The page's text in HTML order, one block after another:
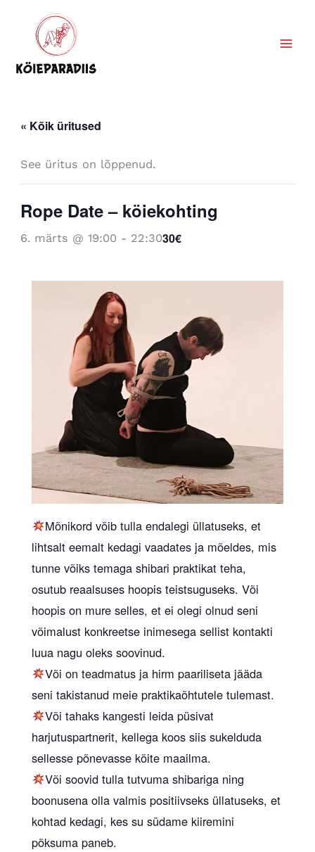
content
« Kõik üritused
See üritus on lõppenud.
Rope Date – köiekohting
6. märts @ 19:00 - 22:3030€
Mõnikord võib tulla endalegi üllatuseks, et
lihtsalt eemalt kedagi vaadates ja mõeldes, mis
tunne võiks temaga shibari praktikat teha,
osutub reaalsuses hoopis teistsuguseks. Või
hoopis on mure selles, et ei olegi olnud seni
võimalust konkreetse inimesega sellist kontakti
luua nagu oleks soovinud.
Või on teadmatus ja hirm paariliseta jääda
seni takistanud meie praktikaõhtutele tulemast.
Või tahaks kangesti leida püsivat
harjutuspartnerit, kellega koos siis sukelduda
sellesse põnevasse köite maailma.
Või soovid tulla tutvuma shibariga ning
boonusena olla valmis positiivseks üllatuseks, et
kohtad kedagi, kes su südame kiiremini
põksuma paneb.